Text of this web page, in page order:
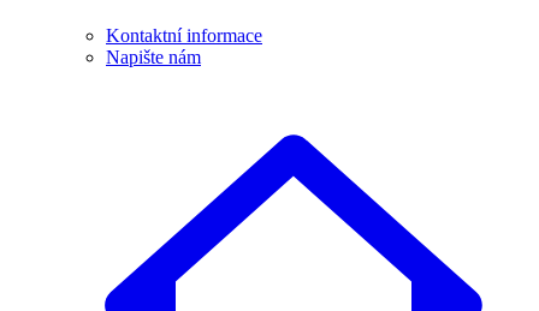
Kontaktní informace
Napište nám